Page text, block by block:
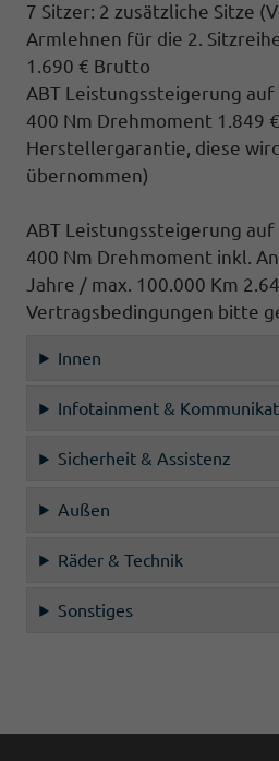
7 Sitzer: 2 zusätzliche Sitze (
Armlehnen für die 2.
1.690 € Brutto
ABT Leistungssteigerung auf
400 Nm Drehmoment 1.849
Herstellergarantie, diese
übernommen)
ABT Leistungssteigerung auf
400 Nm Drehmoment inkl.
Jahre / max. 100.000 Km
Vertragsbedingungen bitte
Innen
Infotainment &
Sicherheit & Assistenz
Außen
Räder & Technik
Sonstiges